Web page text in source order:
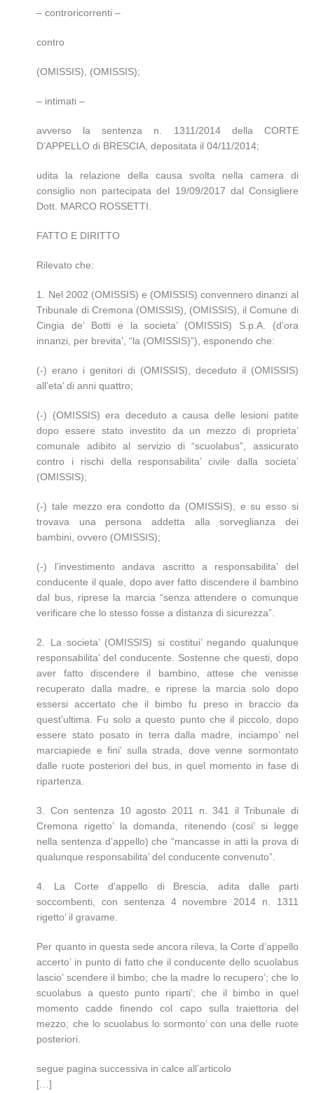
– controricorrenti –
contro
(OMISSIS), (OMISSIS);
– intimati –
avverso la sentenza n. 1311/2014 della CORTE
D’APPELLO di BRESCIA, depositata il 04/11/2014;
udita la relazione della causa svolta nella camera di
consiglio non partecipata del 19/09/2017 dal Consigliere
Dott. MARCO ROSSETTI.
FATTO E DIRITTO
Rilevato che:
1. Nel 2002 (OMISSIS) e (OMISSIS) convennero dinanzi al
Tribunale di Cremona (OMISSIS), (OMISSIS), il Comune di
Cingia de’ Botti e la societa’ (OMISSIS) S.p.A. (d’ora
innanzi, per brevita’, “la (OMISSIS)”), esponendo che:
(-) erano i genitori di (OMISSIS), deceduto il (OMISSIS)
all’eta’ di anni quattro;
(-) (OMISSIS) era deceduto a causa delle lesioni patite
dopo essere stato investito da un mezzo di proprieta’
comunale adibito al servizio di “scuolabus”, assicurato
contro i rischi della responsabilita’ civile dalla societa’
(OMISSIS);
(-) tale mezzo era condotto da (OMISSIS), e su esso si
trovava una persona addetta alla sorveglianza dei
bambini, ovvero (OMISSIS);
(-) l’investimento andava ascritto a responsabilita’ del
conducente il quale, dopo aver fatto discendere il bambino
dal bus, riprese la marcia “senza attendere o comunque
verificare che lo stesso fosse a distanza di sicurezza”.
2. La societa’ (OMISSIS) si costitui’ negando qualunque
responsabilita’ del conducente. Sostenne che questi, dopo
aver fatto discendere il bambino, attese che venisse
recuperato dalla madre, e riprese la marcia solo dopo
essersi accertato che il bimbo fu preso in braccio da
quest’ultima. Fu solo a questo punto che il piccolo, dopo
essere stato posato in terra dalla madre, inciampo’ nel
marciapiede e fini’ sulla strada, dove venne sormontato
dalle ruote posteriori del bus, in quel momento in fase di
ripartenza.
3. Con sentenza 10 agosto 2011 n. 341 il Tribunale di
Cremona rigetto’ la domanda, ritenendo (cosi’ si legge
nella sentenza d’appello) che “mancasse in atti la prova di
qualunque responsabilita’ del conducente convenuto”.
4. La Corte d’appello di Brescia, adita dalle parti
soccombenti, con sentenza 4 novembre 2014 n. 1311
rigetto’ il gravame.
Per quanto in questa sede ancora rileva, la Corte d’appello
accerto’ in punto di fatto che il conducente dello scuolabus
lascio’ scendere il bimbo; che la madre lo recupero’; che lo
scuolabus a questo punto riparti’; che il bimbo in quel
momento cadde finendo col capo sulla traiettoria del
mezzo; che lo scuolabus lo sormonto’ con una delle ruote
posteriori.
segue pagina successiva in calce all’articolo
[…]